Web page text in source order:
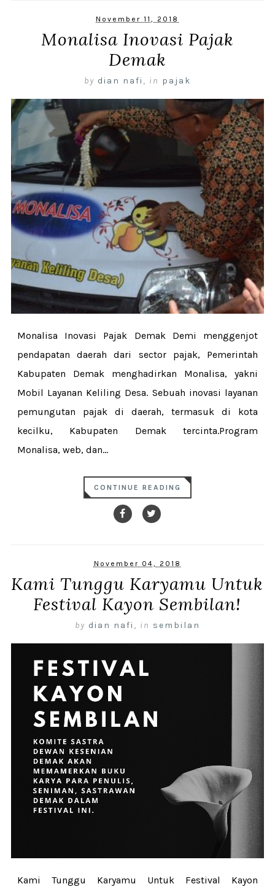
November 11, 2018
Monalisa Inovasi Pajak
Demak
by dian nafi , in pajak
Monalisa Inovasi Pajak Demak Demi menggenjot
pendapatan daerah dari sector pajak, Pemerintah
Kabupaten Demak menghadirkan Monalisa, yakni
Mobil Layanan Keliling Desa. Sebuah inovasi layanan
pemungutan pajak di daerah, termasuk di kota
kecilku, Kabupaten Demak tercinta.Program
Monalisa, web, dan...
CONTINUE READING
November 04, 2018
Kami Tunggu Karyamu Untuk
Festival Kayon Sembilan!
by dian nafi , in sembilan
Kami Tunggu Karyamu Untuk Festival Kayon